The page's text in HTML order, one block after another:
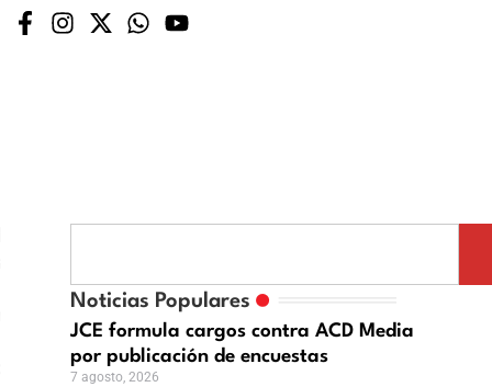
Noticias Populares
JCE formula cargos contra ACD Media
por publicación de encuestas
7 agosto, 2026